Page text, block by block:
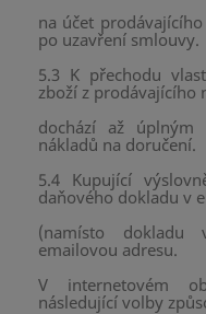
na účet
po uzavření smlouvy.
5.3 K přechodu
zboží z prodávajícího
dochází až úplným
nákladů na doručení.
5.4 Kupující
daňového dokladu v
(namísto
emailovou adresu.
V internetovém
následující volby